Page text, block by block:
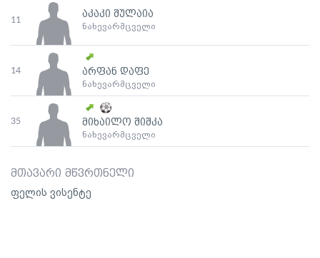
11
აკაკი შულაია
ნახევარმცველი
14 არფან დაფე
ნახევარმცველი
35 მიხაილო შიშკა
ნახევარმცველი
მთავარი მწვრთნელი
ფელის ვისენტე